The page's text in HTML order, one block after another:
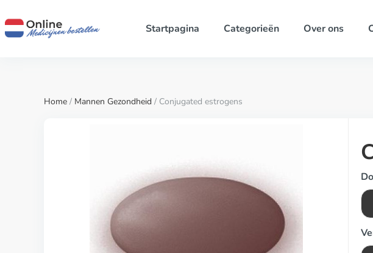
Startpagina Categorieën Over ons
Home / Mannen Gezondheid / Conjugated estrogens